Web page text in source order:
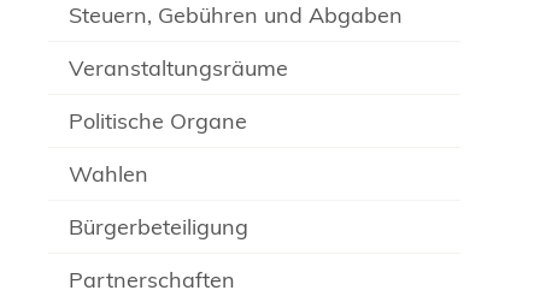
Steuern, Gebühren und Abgaben
Veranstaltungsräume
Politische Organe
Wahlen
Bürgerbeteiligung
Partnerschaften